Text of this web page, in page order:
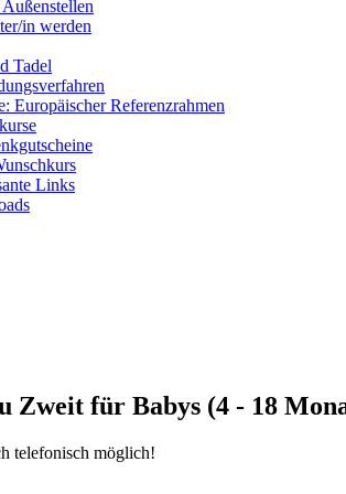
in werden
Tadel
Europäischer Referenzrahmen
Links
Zweit für Babys (4 - 18
telefonisch möglich!